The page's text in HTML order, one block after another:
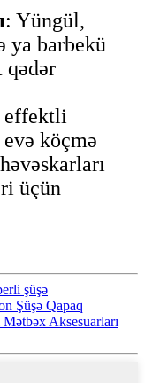
: Yüngül,
ya barbekü
qədər
effektli
köçmə
üçün
şüşə
Şüşə Qapaq
Aksesuarları